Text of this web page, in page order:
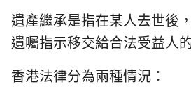
遺產繼承是指在某人去世後
遺囑指示移交給合法受益人
香港法律分為兩種情況：